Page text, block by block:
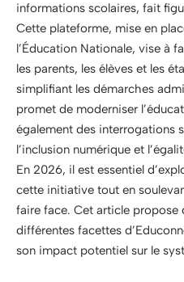
informations scolaires, fait
Cette plateforme, mise en
l’Éducation Nationale, vise à
les parents, les élèves et les
simplifiant les démarches
promet de moderniser
également des interrogations
l’inclusion numérique et
En 2026, il est essentiel
cette initiative tout en
faire face. Cet article propose
différentes facettes
son impact potentiel sur le